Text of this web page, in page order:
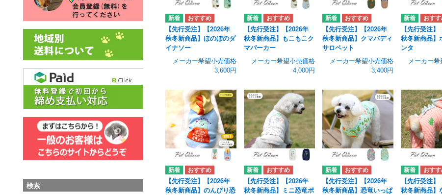
【先行受注】【2026年
秋冬新商品】ほのぼのダ
イナソー
メーカー希望小売価格
3,600円
【先行受注】【2026年
秋冬新商品】もこもこク
マパーカー
メーカー希望小売価格
4,000円
【先行受注】【2026年
秋冬新商品】クマバディ
サロペット
メーカー希望小売価格
3,400円
【先行受注】
秋冬新商品】
ンタ
メーカー
【先行受注】【2026年
秋冬新商品】のんびり恐
【先行受注】【2026年
秋冬新商品】ミニ恐竜ポ
【先行受注】【2026年
秋冬新商品】恐竜いっぱ
【先行受注】
秋冬新商品】
検索